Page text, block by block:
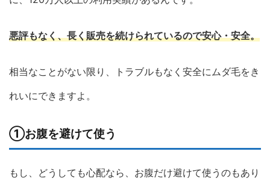
悪評もなく、長く販売を続けられているので安心・安全。
相当なことがない限り、トラブルもなく安全にムダ毛をき
れいにできますよ。
①お腹を避けて使う
もし、どうしても心配なら、お腹だけ避けて使うのもあり